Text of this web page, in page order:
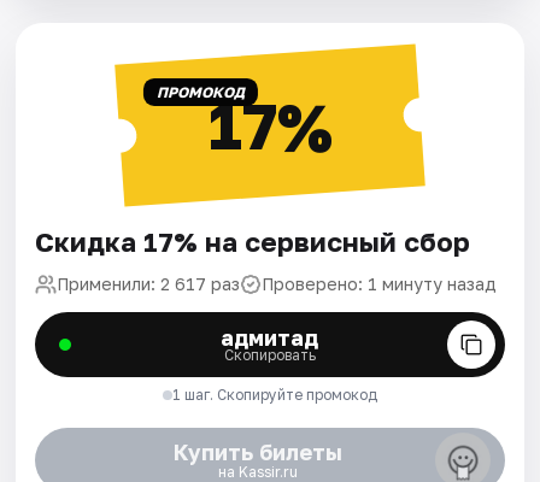
ПРОМОКОД17%
Скидка 17% на сервисный сбор
Применили: 2 617 раз Проверено: 1 минуту назад
адмитад
Скопировать
1 шаг. Скопируйте промокод
Купить билеты
на Kassir.ru